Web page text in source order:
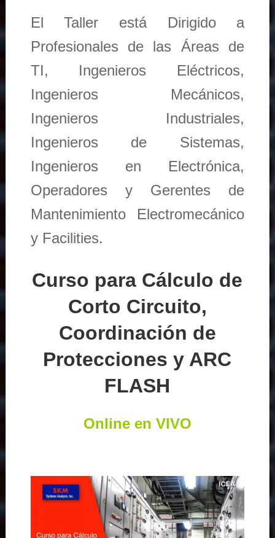
El Taller está Dirigido a
Profesionales de las Áreas de
TI, Ingenieros Eléctricos,
Ingenieros Mecánicos,
Ingenieros Industriales,
Ingenieros de Sistemas,
Ingenieros en Electrónica,
Operadores y Gerentes de
Mantenimiento Electromecánico
y Facilities.
Curso para Cálculo de
Corto Circuito,
Coordinación de
Protecciones y ARC
FLASH
Online en VIVO